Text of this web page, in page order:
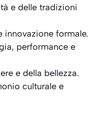
e delle tradizioni
formale.
performance e
e della bellezza.
culturale e